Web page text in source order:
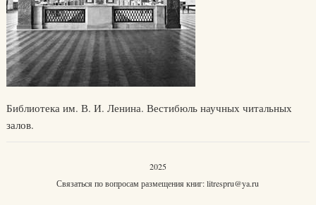
Библиотека им. В. И. Ленина. Вестибюль научных читальных
залов.
2025
Связаться по вопросам размещения книг:litrespru@ya.ru